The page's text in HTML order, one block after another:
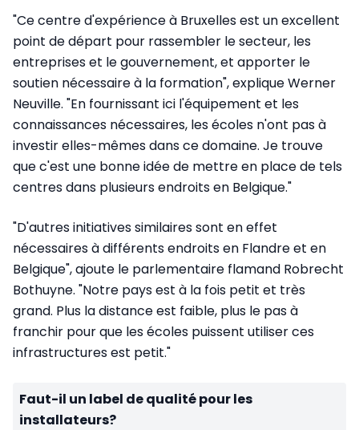
"Ce centre d'expérience à Bruxelles est un excellent
point de départ pour rassembler le secteur, les
entreprises et le gouvernement, et apporter le
soutien nécessaire à la formation", explique Werner
Neuville. "En fournissant ici l'équipement et les
connaissances nécessaires, les écoles n'ont pas à
investir elles-mêmes dans ce domaine. Je trouve
que c'est une bonne idée de mettre en place de tels
centres dans plusieurs endroits en Belgique."
"D'autres initiatives similaires sont en effet
nécessaires à différents endroits en Flandre et en
Belgique", ajoute le parlementaire flamand Robrecht
Bothuyne. "Notre pays est à la fois petit et très
grand. Plus la distance est faible, plus le pas à
franchir pour que les écoles puissent utiliser ces
infrastructures est petit."
Faut-il un label de qualité pour les
installateurs?